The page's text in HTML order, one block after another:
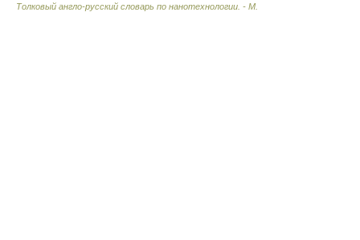
Толковый англо-русский словарь по нанотехнологии. - М.